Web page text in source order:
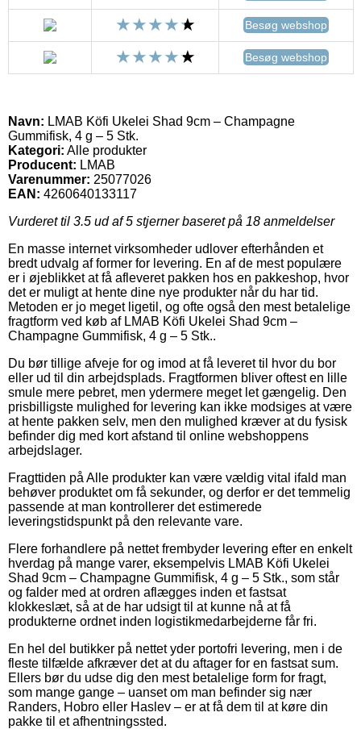
Besøg webshop
Besøg webshop
Navn: LMAB Köfi Ukelei Shad 9cm – Champagne
Gummifisk, 4 g – 5 Stk.
Kategori: Alle produkter
Producent: LMAB
Varenummer: 25077026
EAN: 4260640133117
Vurderet til 3.5 ud af 5 stjerner baseret på 18 anmeldelser
En masse internet virksomheder udlover efterhånden et
bredt udvalg af former for levering. En af de mest populære
er i øjeblikket at få afleveret pakken hos en pakkeshop, hvor
det er muligt at hente dine nye produkter når du har tid.
Metoden er jo meget ligetil, og ofte også den mest betalelige
fragtform ved køb af LMAB Köfi Ukelei Shad 9cm –
Champagne Gummifisk, 4 g – 5 Stk..
Du bør tillige afveje for og imod at få leveret til hvor du bor
eller ud til din arbejdsplads. Fragtformen bliver oftest en lille
smule mere pebret, men ydermere meget let gængelig. Den
prisbilligste mulighed for levering kan ikke modsiges at være
at hente pakken selv, men den mulighed kræver at du fysisk
befinder dig med kort afstand til online webshoppens
arbejdslager.
Fragttiden på Alle produkter kan være vældig vital ifald man
behøver produktet om få sekunder, og derfor er det temmelig
passende at man kontrollerer det estimerede
leveringstidspunkt på den relevante vare.
Flere forhandlere på nettet frembyder levering efter en enkelt
hverdag på mange varer, eksempelvis LMAB Köfi Ukelei
Shad 9cm – Champagne Gummifisk, 4 g – 5 Stk., som står
og falder med at ordren aflægges inden et fastsat
klokkeslæt, så at de har udsigt til at kunne nå at få
produkterne ordnet inden logistikmedarbejderne får fri.
En hel del butikker på nettet yder portofri levering, men i de
fleste tilfælde afkræver det at du aftager for en fastsat sum.
Ellers bør du udse dig den mest betalelige form for fragt,
som mange gange – uanset om man befinder sig nær
Randers, Hobro eller Haslev – er at få dem til at køre din
pakke til et afhentningssted.